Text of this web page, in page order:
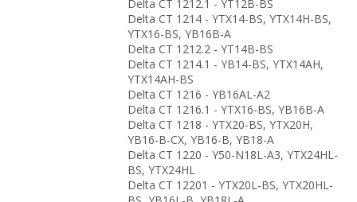
Delta CT 1212.1 - YT12B-BS
Delta CT 1214 - YTX14-BS, YTX14H-BS,
YTX16-BS, YB16B-A
Delta CT 1212.2 - YT14B-BS
Delta CT 1214.1 - YB14-BS, YTX14AH,
YTX14AH-BS
Delta CT 1216 - YB16AL-A2
Delta CT 1216.1 - YTX16-BS, YB16B-A
Delta CT 1218 - YTX20-BS, YTX20H,
YB16-B-CX, YB16-B, YB18-A
Delta CT 1220 - Y50-N18L-A3, YTX24HL-
BS, YTX24HL
Delta CT 12201 - YTX20L-BS, YTX20HL-